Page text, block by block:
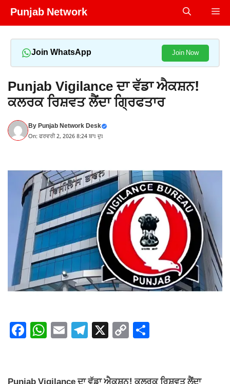
Skip
Punjab Network
Join WhatsApp Join Now
Punjab Vigilance ਦਾ ਵੱਡਾ ਐਕਸ਼ਨ!
ਕਲਰਕ ਰਿਸ਼ਵਤ ਲੈਂਦਾ ਗ੍ਰਿਫਤਾਰ
ByPunjab Network Desk
On: ਫਰਵਰੀ 2, 2026 8:24 ਬਾਃ ਦੁਃ
F
e
W
s
E T
gr
X C
y e